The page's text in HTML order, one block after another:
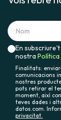
En
nostra
Finalitats:
comunicacions
nostres
pots retirar el
moment, així
teves dades i
datos.com.
privacitat.